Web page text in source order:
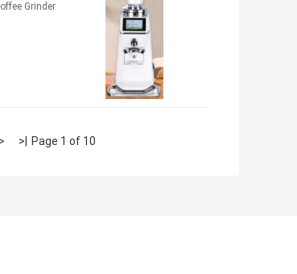
Grinder
Page 1 of 10
|<